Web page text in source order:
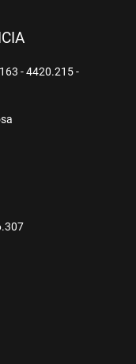
- 4420.215 -